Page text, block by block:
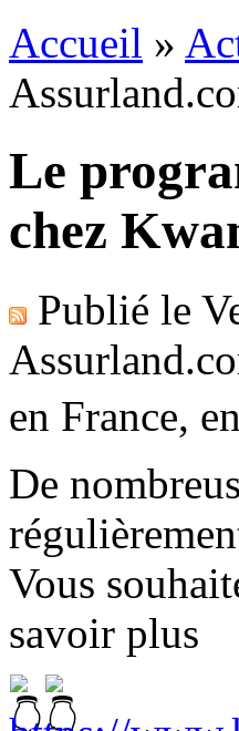
Accueil »
Le
chez
Publié le
en France,
De
Vous
savoir plus